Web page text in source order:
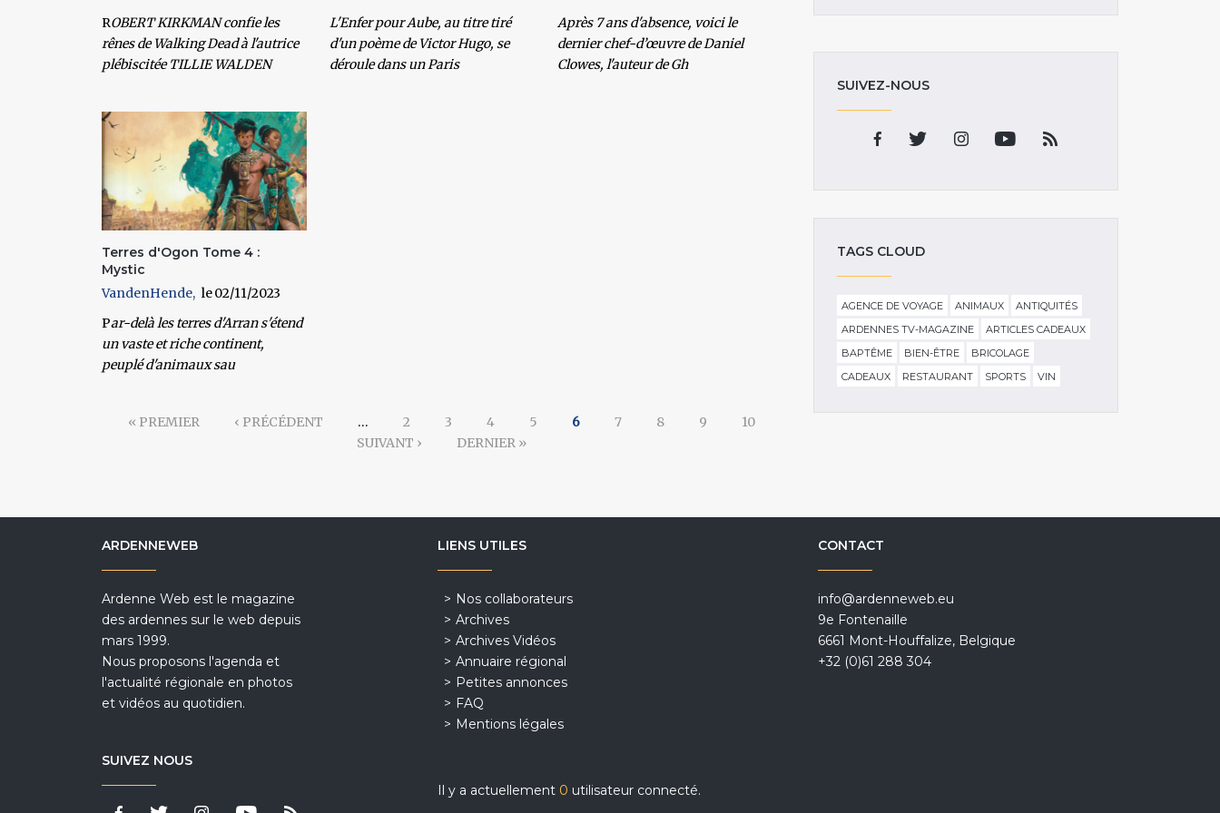
ROBERT KIRKMAN confie les
rênes de Walking Dead à l'autrice
plébiscitée TILLIE WALDEN
L'Enfer pour Aube, au titre tiré
d'un poème de Victor Hugo, se
déroule dans un Paris
Après 7 ans d'absence, voici le
dernier chef-d’œuvre de Daniel
Clowes, l'auteur de Gh
Terres d'Ogon Tome 4 :
Mystic
VandenHende
02/11/2023
Par-delà les terres d'Arran s'étend
un vaste et riche continent,
peuplé d'animaux sau
« PREMIER ‹ PRÉCÉDENT … 2 3 4 5 6 7 8 9
10
SUIVANT ›
DERNIER »
SUIVEZ-NOUS
TAGS CLOUD
AGENCE DE VOYAGE ANIMAUX
ANTIQUITÉS
ARDENNES TV-MAGAZINE
ARTICLES CADEAUX
BAPTÊME
BIEN-ÊTRE
BRICOLAGE
CADEAUX
RESTAURANT SPORTS VIN
ARDENNEWEB
Ardenne Web est le magazine
des ardennes sur le web depuis
mars 1999.
Nous proposons l'agenda et
l'actualité régionale en photos
et vidéos au quotidien.
SUIVEZ NOUS
LIENS UTILES
Nos collaborateurs
Archives
Archives Vidéos
Annuaire régional
Petites annonces
FAQ
Mentions légales
Il y a actuellement 0 utilisateur connecté.
CONTACT
info@ardenneweb.eu
9e Fontenaille
6661 Mont-Houffalize, Belgique
+32 (0)61 288 304